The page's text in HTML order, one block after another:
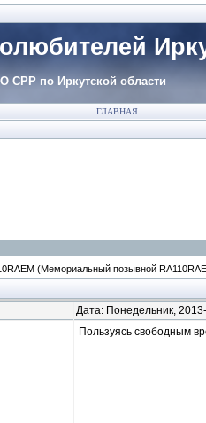
СРР по Иркутской области
ГЛАВНАЯ
(Мемориальный позывной
Дата: Понедельник,
Пользуясь свободным